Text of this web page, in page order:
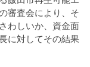
審査会により、そ
わしいか、資金面
に対してその結果